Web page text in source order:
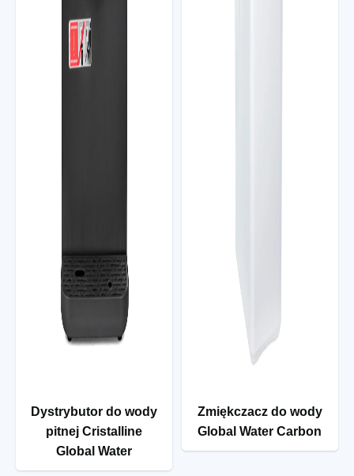
Dystrybutor do wody
pitnej Cristalline
Global Water
Zmiękczacz do wody
Global Water Carbon